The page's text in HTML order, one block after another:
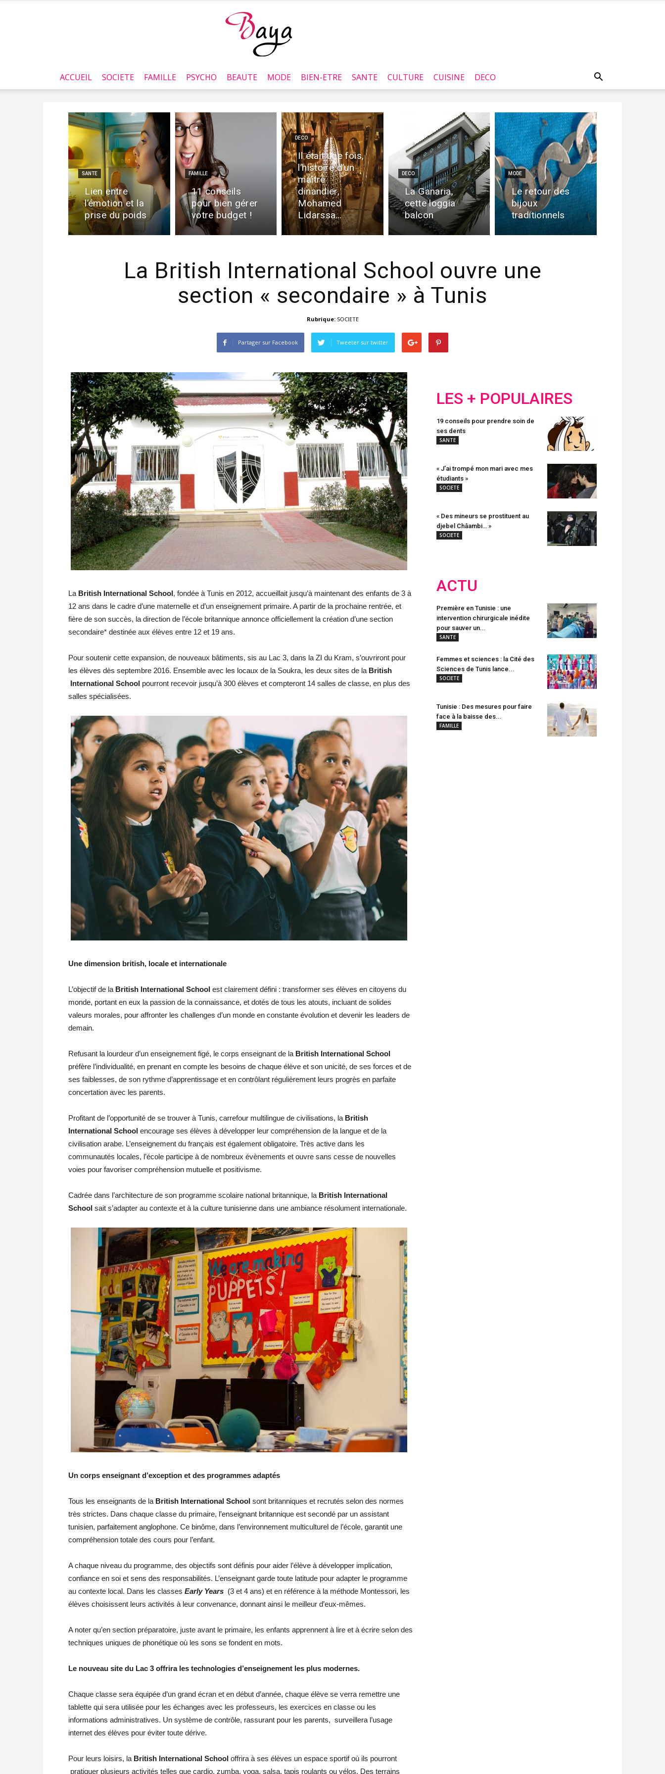
Baya.tn
ACCUEIL SOCIETE FAMILLE PSYCHO BEAUTE MODE BIEN-ETRE SANTE CULTURE CUISINE DECO
SANTE
Lien entre
l’émotion et la
prise du poids
FAMILLE
11 conseils
pour bien gérer
votre budget !
DECO
Il était une fois,
l’histoire d’un
maître
dinandier,
Mohamed
Lidarssa…
DECO
La Ganaria,
cette loggia
balcon
MODE
Le retour des
bijoux
traditionnels
La British International School ouvre une
section « secondaire » à Tunis
Rubrique: SOCIETE
Partager sur Facebook Tweeter sur twitter
La British International School, fondée à Tunis en 2012, accueillait jusqu’à maintenant des enfants de 3 à
12 ans dans le cadre d’une maternelle et d’un enseignement primaire. A partir de la prochaine rentrée, et
fière de son succès, la direction de l’école britannique annonce officiellement la création d’une section
secondaire* destinée aux élèves entre 12 et 19 ans.
Pour soutenir cette expansion, de nouveaux bâtiments, sis au Lac 3, dans la ZI du Kram, s’ouvriront pour
les élèves dès septembre 2016. Ensemble avec les locaux de la Soukra, les deux sites de la British
International School pourront recevoir jusqu’à 300 élèves et compteront 14 salles de classe, en plus des
salles spécialisées.
Une dimension british, locale et internationale
L’objectif de la British International School est clairement défini : transformer ses élèves en citoyens du
monde, portant en eux la passion de la connaissance, et dotés de tous les atouts, incluant de solides
valeurs morales, pour affronter les challenges d’un monde en constante évolution et devenir les leaders de
demain.
Refusant la lourdeur d’un enseignement figé, le corps enseignant de la British International School
préfère l’individualité, en prenant en compte les besoins de chaque élève et son unicité, de ses forces et de
ses faiblesses, de son rythme d’apprentissage et en contrôlant régulièrement leurs progrès en parfaite
concertation avec les parents.
Profitant de l’opportunité de se trouver à Tunis, carrefour multilingue de civilisations, la British
International School encourage ses élèves à développer leur compréhension de la langue et de la
civilisation arabe. L’enseignement du français est également obligatoire. Très active dans les
communautés locales, l’école participe à de nombreux évènements et ouvre sans cesse de nouvelles
voies pour favoriser compréhension mutuelle et positivisme.
Cadrée dans l’architecture de son programme scolaire national britannique, la British International
School sait s’adapter au contexte et à la culture tunisienne dans une ambiance résolument internationale.
Un corps enseignant d’exception et des programmes adaptés
Tous les enseignants de la British International School sont britanniques et recrutés selon des normes
très strictes. Dans chaque classe du primaire, l’enseignant britannique est secondé par un assistant
tunisien, parfaitement anglophone. Ce binôme, dans l’environnement multiculturel de l’école, garantit une
compréhension totale des cours pour l’enfant.
A chaque niveau du programme, des objectifs sont définis pour aider l’élève à développer implication,
confiance en soi et sens des responsabilités. L’enseignant garde toute latitude pour adapter le programme
au contexte local. Dans les classes Early Years (3 et 4 ans) et en référence à la méthode Montessori, les
élèves choisissent leurs activités à leur convenance, donnant ainsi le meilleur d’eux-mêmes.
A noter qu’en section préparatoire, juste avant le primaire, les enfants apprennent à lire et à écrire selon des
techniques uniques de phonétique où les sons se fondent en mots.
Le nouveau site du Lac 3 offrira les technologies d’enseignement les plus modernes.
Chaque classe sera équipée d’un grand écran et en début d’année, chaque élève se verra remettre une
tablette qui sera utilisée pour les échanges avec les professeurs, les exercices en classe ou les
informations administratives. Un système de contrôle, rassurant pour les parents, surveillera l’usage
internet des élèves pour éviter toute dérive.
Pour leurs loisirs, la British International School offrira à ses élèves un espace sportif où ils pourront
pratiquer plusieurs activités telles que cardio, zumba, yoga, salsa, tapis roulants ou vélos. Des terrains
LES + POPULAIRES
19 conseils pour prendre soin de
ses dents
SANTE
« J’ai trompé mon mari avec mes
étudiants »
SOCIETE
« Des mineurs se prostituent au
djebel Châambi… »
SOCIETE
ACTU
Première en Tunisie : une
intervention chirurgicale inédite
pour sauver un...
SANTE
Femmes et sciences : la Cité des
Sciences de Tunis lance...
SOCIETE
Tunisie : Des mesures pour faire
face à la baisse des...
FAMILLE